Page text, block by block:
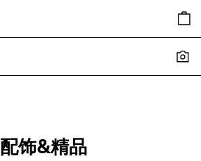
配饰&精品